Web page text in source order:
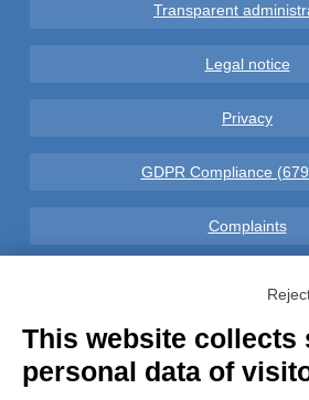
Transparent
Legal notice
Privacy
GDPR Compliance
Complaints
Contacts
This website collects
personal data of